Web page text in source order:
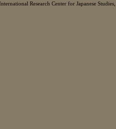
Research Center for Japanese